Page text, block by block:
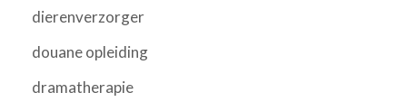
dierenverzorger
douane opleiding
dramatherapie